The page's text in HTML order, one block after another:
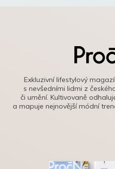
Exkluzivní lifestylový
s nevšedními lidmi z
či umění. Kultivovaně
a mapuje nejnovější módní